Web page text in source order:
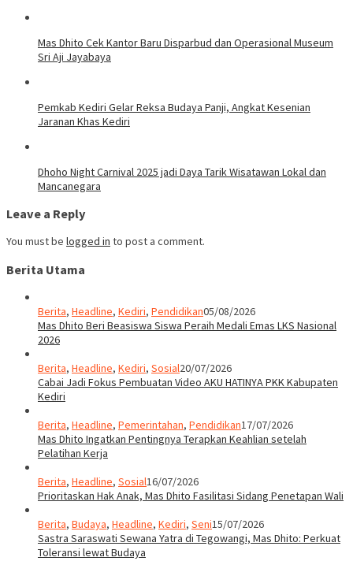
Mas Dhito Cek Kantor Baru Disparbud dan Operasional Museum
Sri Aji Jayabaya
Pemkab Kediri Gelar Reksa Budaya Panji, Angkat Kesenian
Jaranan Khas Kediri
Dhoho Night Carnival 2025 jadi Daya Tarik Wisatawan Lokal dan
Mancanegara
Leave a Reply
You must be logged in to post a comment.
Berita Utama
Berita, Headline, Kediri, Pendidikan05/08/2026
Mas Dhito Beri Beasiswa Siswa Peraih Medali Emas LKS Nasional
2026
Berita, Headline, Kediri, Sosial20/07/2026
Cabai Jadi Fokus Pembuatan Video AKU HATINYA PKK Kabupaten
Kediri
Berita, Headline, Pemerintahan, Pendidikan17/07/2026
Mas Dhito Ingatkan Pentingnya Terapkan Keahlian setelah
Pelatihan Kerja
Berita, Headline, Sosial16/07/2026
Prioritaskan Hak Anak, Mas Dhito Fasilitasi Sidang Penetapan Wali
Berita, Budaya, Headline, Kediri, Seni15/07/2026
Sastra Saraswati Sewana Yatra di Tegowangi, Mas Dhito: Perkuat
Toleransi lewat Budaya